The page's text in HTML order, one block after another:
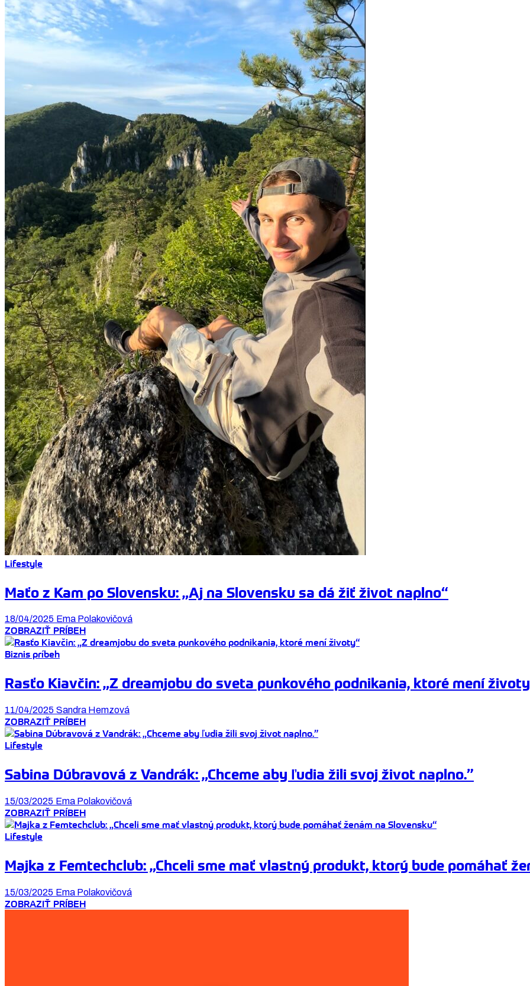
Lifestyle
Maťo z Kam po Slovensku: „Aj na Slovensku sa dá žiť život naplno“
18/04/2025 Ema Polakovičová
ZOBRAZIŤ PRÍBEH
Biznis príbeh
Rasťo Kiavčin: „Z dreamjobu do sveta punkového podnikania, ktoré mení
11/04/2025 Sandra Hemzová
ZOBRAZIŤ PRÍBEH
Lifestyle
Sabina Dúbravová z Vandrák: „Chceme aby ľudia žili svoj život naplno.”
15/03/2025 Ema Polakovičová
ZOBRAZIŤ PRÍBEH
Lifestyle
Majka z Femtechclub: „Chceli sme mať vlastný produkt, ktorý bude pomáhať
15/03/2025 Ema Polakovičová
ZOBRAZIŤ PRÍBEH